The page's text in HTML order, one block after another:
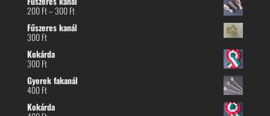
200Ft–300FtÁrtartomány:
-
Fűszeres kanál
300Ft
Kokárda
300Ft
Gyerek fakanál
400Ft
Kokárda